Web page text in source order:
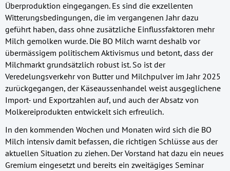
Überproduktion eingegangen. Es sind die exzellenten
Witterungsbedingungen, die im vergangenen Jahr dazu
geführt haben, dass ohne zusätzliche Einflussfaktoren mehr
Milch gemolken wurde. Die BO Milch warnt deshalb vor
übermässigem politischem Aktivismus und betont, dass der
Milchmarkt grundsätzlich robust ist. So ist der
Veredelungsverkehr von Butter und Milchpulver im Jahr 2025
zurückgegangen, der Käseaussenhandel weist ausgeglichene
Import- und Exportzahlen auf, und auch der Absatz von
Molkereiprodukten entwickelt sich erfreulich.
In den kommenden Wochen und Monaten wird sich die BO
Milch intensiv damit befassen, die richtigen Schlüsse aus der
aktuellen Situation zu ziehen. Der Vorstand hat dazu ein neues
Gremium eingesetzt und bereits ein zweitägiges Seminar